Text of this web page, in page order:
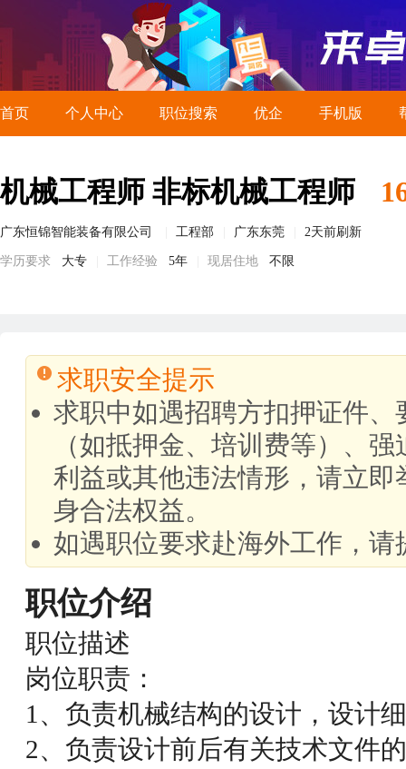
首页 个人中心 职位搜索 优企 手机版
机械工程师 非标机械工程师
广东恒锦智能装备有限公司 工程部 广东东莞 2天前刷新
学历要求 大专 工作经验 5年 现居住地 不限
求职安全提示
求职中如遇招聘方扣押证件
（如抵押金、培训费等）、
利益或其他违法情形，请立
身合法权益。
如遇职位要求赴海外工作，
职位介绍
职位描述
岗位职责：
1、负责机械结构的设计，设计
2、负责设计前后有关技术文件